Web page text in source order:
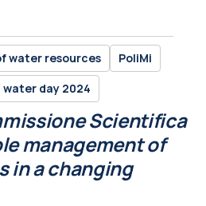
water resources
PoliMi
water day 2024
Scientifica
management of
in a changing